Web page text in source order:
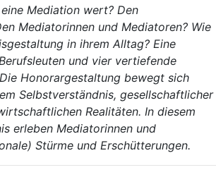
Mediation wert? Den
Mediatorinnen und Mediatoren? Wie
in ihrem Alltag? Eine
und vier vertiefende
Honorargestaltung bewegt sich
Selbstverständnis, gesellschaftlicher
Realitäten. In diesem
erleben Mediatorinnen und
Stürme und Erschütterungen.